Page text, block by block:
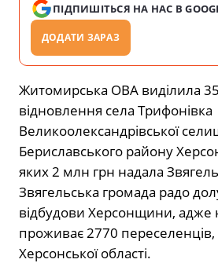
ПІДПИШІТЬСЯ НА НАС В
ДОДАТИ ЗАРАЗ
Житомирська ОВА виділила
відновлення села Трифонівка
Великоолександрівської
Бериславського району
яких 2 млн грн надала
Звягельська громада радо
відбудови Херсонщини, адже
проживає 2770
Херсонської області.